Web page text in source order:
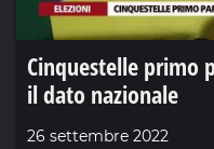
Cinquestelle primo
il dato nazionale
26 settembre 2022